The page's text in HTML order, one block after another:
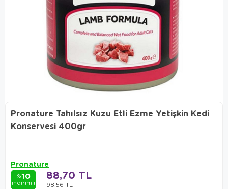
Pronature Tahılsız Kuzu Etli Ezme Yetişkin Kedi
Konservesi 400gr
Pronature
%10
indirimli 98,56 TL
88,70 TL